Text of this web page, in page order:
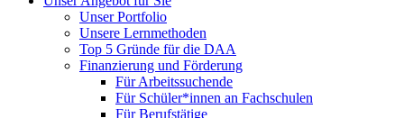
Unser Portfolio
Unsere Lernmethoden
Top 5 Gründe für die DAA
Finanzierung und Förderung
Für Arbeitssuchende
Für Schüler*innen an Fachschulen
Für Berufstätige